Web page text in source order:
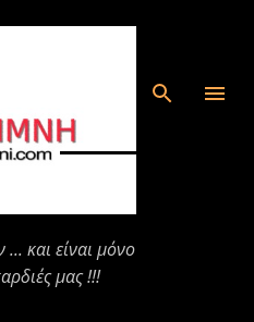
περιεχόμενο
και είναι μόνο
μας !!!